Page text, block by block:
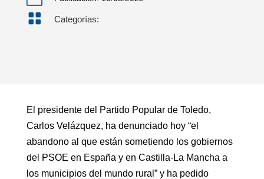
 Categorías:
El presidente del Partido Popular de Toledo,
Carlos Velázquez, ha denunciado hoy “el
abandono al que están sometiendo los gobiernos
del PSOE en España y en Castilla-La Mancha a
los municipios del mundo rural” y ha pedido